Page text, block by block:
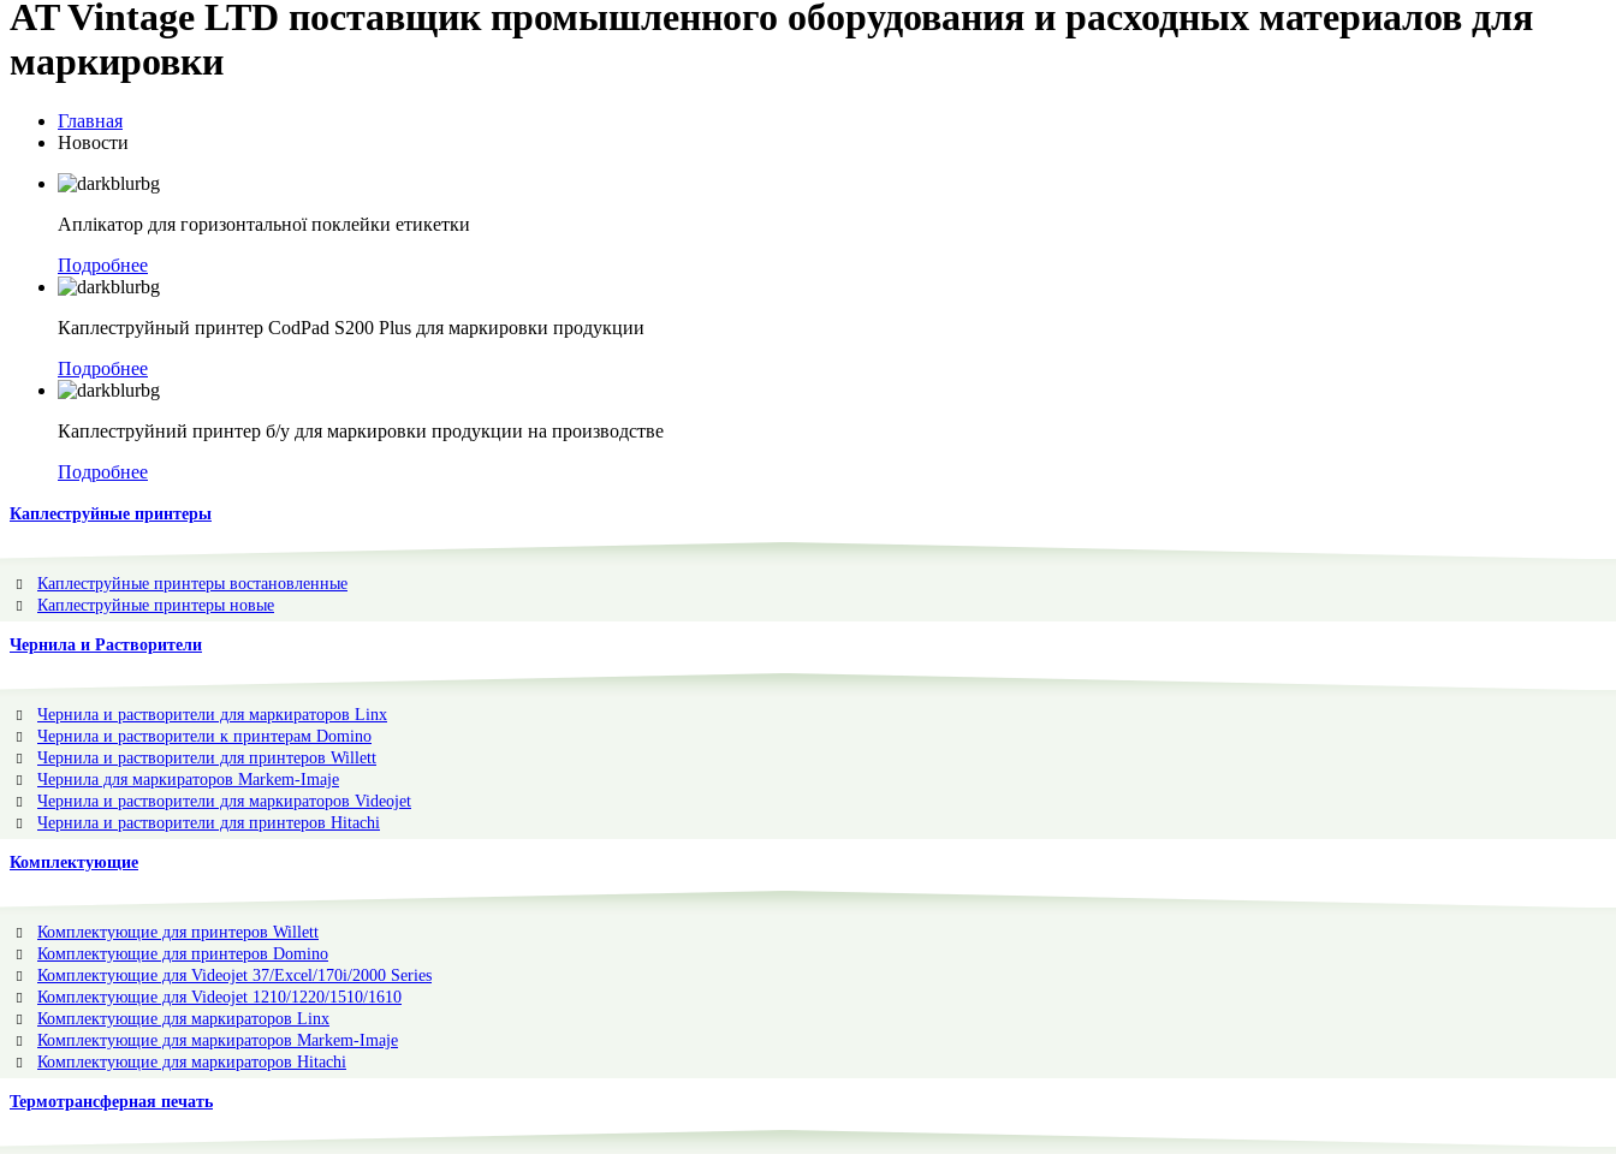
AT Vintage LTD поставщик промышленного оборудования и расходных материалов для
маркировки
Главная
Новости
Аплікатор для горизонтальної поклейки етикетки
Подробнее
Каплеструйный принтер CodPad S200 Plus для маркировки продукции
Подробнее
Каплеструйний принтер б/у для маркировки продукции на производстве
Подробнее
Каплеструйные принтеры
Каплеструйные принтеры востановленные
Каплеструйные принтеры новые
Чернила и Растворители
Чернила и растворители для маркираторов Linx
Чернила и растворители к принтерам Domino
Чернила и растворители для принтеров Willett
Чернила для маркираторов Markem-Imaje
Чернила и растворители для маркираторов Videojet
Чернила и растворители для принтеров Hitachi
Комплектующие
Комплектующие для принтеров Willett
Комплектующие для принтеров Domino
Комплектующие для Videojet 37/Excel/170i/2000 Series
Комплектующие для Videojet 1210/1220/1510/1610
Комплектующие для маркираторов Linx
Комплектующие для маркираторов Markem-Imaje
Комплектующие для маркираторов Hitachi
Термотрансферная печать